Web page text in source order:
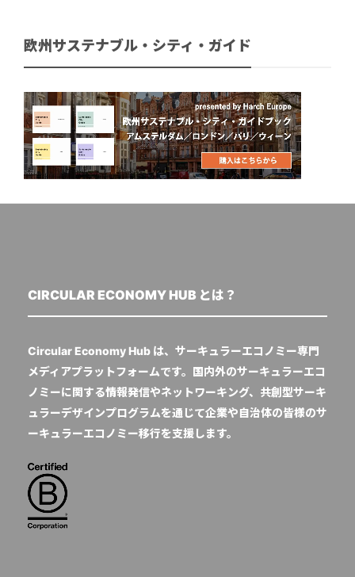
欧州サステナブル・シティ・ガイド
CIRCULAR ECONOMY HUB とは？
Circular Economy Hub は、サーキュラーエコノミー専門
メディアプラットフォームです。国内外のサーキュラーエコ
ノミーに関する情報発信やネットワーキング、共創型サーキ
ュラーデザインプログラムを通じて企業や自治体の皆様のサ
ーキュラーエコノミー移行を支援します。